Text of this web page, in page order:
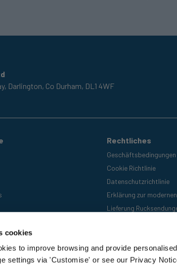
cookies
to improve browsing and provide
settings via 'Customise' or see our Privacy
Darlington, Co Durham, DL1 4WF
Rechtliches
Geschäftsbedingungen
Cookie Richtlinie
Datenschutzrichtlinie
Erklärung zur
Lieferung